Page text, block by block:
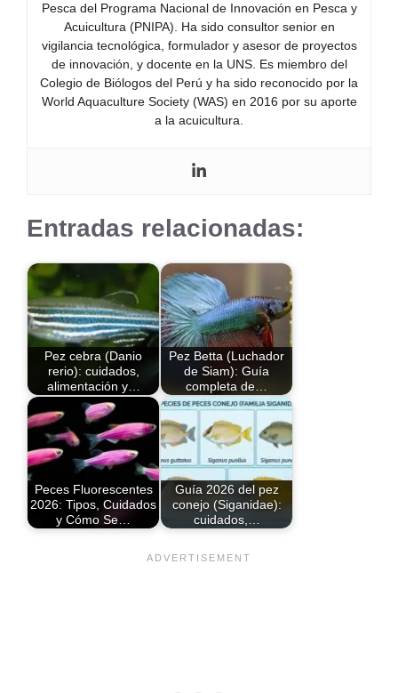
Pesca del Programa Nacional de Innovación en Pesca y
Acuicultura (PNIPA). Ha sido consultor senior en
vigilancia tecnológica, formulador y asesor de proyectos
de innovación, y docente en la UNS. Es miembro del
Colegio de Biólogos del Perú y ha sido reconocido por la
World Aquaculture Society (WAS) en 2016 por su aporte
a la acuicultura.
Entradas relacionadas:
Pez cebra (Danio
rerio): cuidados,
alimentación y…
Pez Betta (Luchador
de Siam): Guía
completa de…
Peces Fluorescentes
2026: Tipos, Cuidados
y Cómo Se…
Guía 2026 del pez
conejo (Siganidae):
cuidados,…